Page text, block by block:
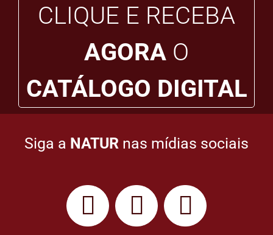
CLIQUE E RECEBA
AGORA O
CATÁLOGO DIGITAL
Siga a NATUR nas mídias sociais